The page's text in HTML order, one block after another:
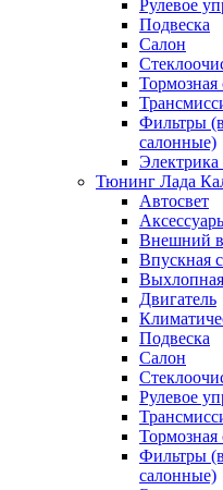
Рулевое
Подвеска
Салон
Тормозная
Фильтры
салонные)
Электрика
Тюнинг Лада
Автосвет
Внешний
Впускная
Двигатель
Подвеска
Салон
Рулевое
Тормозная
Фильтры
салонные)